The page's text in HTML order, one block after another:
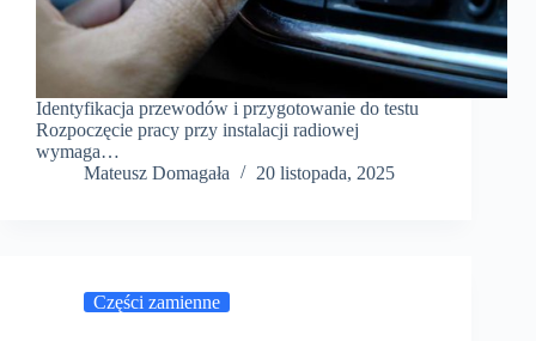
Identyfikacja przewodów i przygotowanie do testu
Rozpoczęcie pracy przy instalacji radiowej
wymaga…
Mateusz Domagała
20 listopada, 2025
Części zamienne